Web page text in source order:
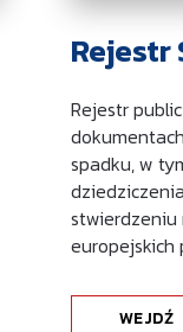
Rejestr
Rejestr
spadku, w
stwierdzeniu
europejskich
WEJDŹ